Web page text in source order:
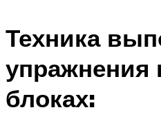
Техника
упражнения
блоках: